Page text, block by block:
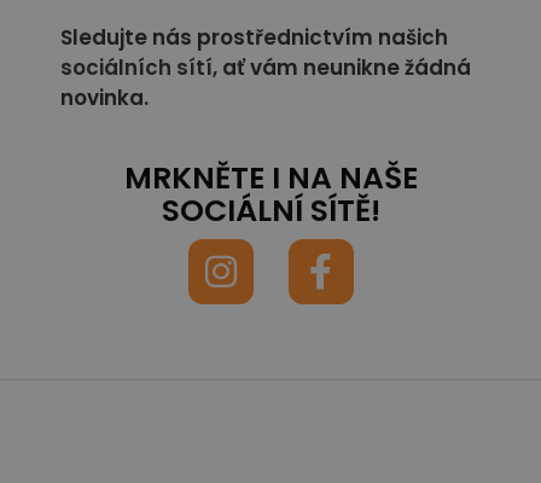
Sledujte nás prostřednictvím našich
sociálních sítí, ať vám neunikne žádná
novinka.
MRKNĚTE I NA NAŠE
SOCIÁLNÍ SÍTĚ!